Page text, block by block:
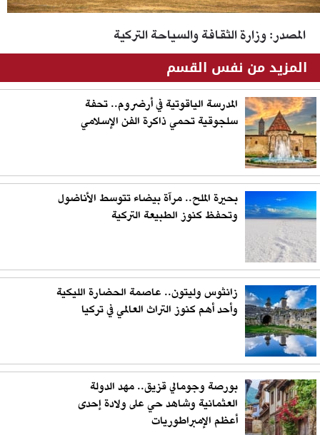
المصدر: وزارة الثقافة والسياحة التركية
المزيد من نفس القسم
المدرسة الياقوتية في أرضروم.. تحفة
سلجوقية تحمي ذاكرة الفن الإسلامي
بحيرة الملح.. مرآة بيضاء تتوسط الأناضول
وتحفظ كنوز الطبيعة التركية
زانثوس وليتون.. عاصمة الحضارة الليكية
وأحد أهم كنوز التراث العالمي في تركيا
بورصة وجومالي قزيق.. مهد الدولة
العثمانية وشاهد حي على ولادة إحدى
أعظم الإمبراطوريات